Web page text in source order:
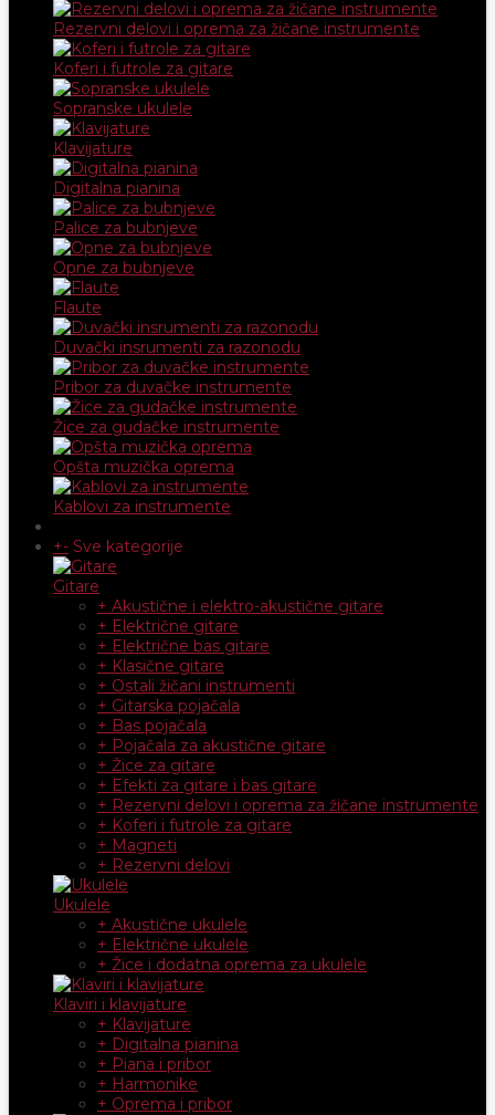
Rezervni delovi i oprema za žičane instrumente
Koferi i futrole za gitare
Sopranske ukulele
Klavijature
Digitalna pianina
Palice za bubnjeve
Opne za bubnjeve
Flaute
Duvački insrumenti za razonodu
Pribor za duvačke instrumente
Žice za gudačke instrumente
Opšta muzička oprema
Kablovi za instrumente
+- Sve kategorije
Gitare
+ Akustične i elektro-akustične gitare
+ Električne gitare
+ Električne bas gitare
+ Klasične gitare
+ Ostali žičani instrumenti
+ Gitarska pojačala
+ Bas pojačala
+ Pojačala za akustične gitare
+ Žice za gitare
+ Efekti za gitare i bas gitare
+ Rezervni delovi i oprema za žičane instrumente
+ Koferi i futrole za gitare
+ Magneti
+ Rezervni delovi
Ukulele
+ Akustične ukulele
+ Električne ukulele
+ Žice i dodatna oprema za ukulele
Klaviri i klavijature
+ Klavijature
+ Digitalna pianina
+ Piana i pribor
+ Harmonike
+ Oprema i pribor